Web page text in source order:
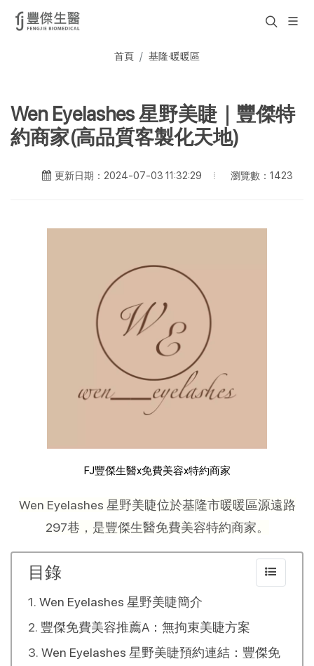
首頁 基隆·暖暖區
Wen Eyelashes 星野美睫｜豐傑特
約商家(高品質客製化天地)
更新日期：2024-07-03 11:32:29 瀏覽數：1423
FJ豐傑生醫x免費美容x特約商家
Wen Eyelashes 星野美睫位於基隆市暖暖區源遠路
297巷，是豐傑生醫免費美容特約商家。
目錄
Wen Eyelashes 星野美睫簡介
豐傑免費美容推薦A：無拘束美睫方案
Wen Eyelashes 星野美睫預約連結：豐傑免